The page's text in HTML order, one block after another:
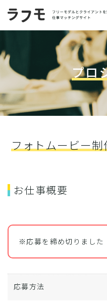
プロ
フォトムービー
お仕事概要
※応募を締め切りました
応募方法